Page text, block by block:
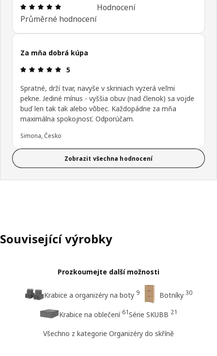
Hodnocení výrobku: 4.9 z 5 hvězdičky/hvězdiček
Průměrné hodnocení
Hodnocení
Za mňa dobrá kúpa
Hodnocení výrobku: 5 z 5 hvězdičky/hvězdiček
5
Spratné, drží tvar, navyše v skriniach vyzerá veľmi
pekne. Jediné mínus - vyššia obuv (nad členok) sa vojde
buď len tak tak alebo vôbec. Každopádne za mňa
maximálna spokojnosť. Odporúčam.
Simona, Česko
Zobrazit všechna hodnocení
Související výrobky
Prozkoumejte další možnosti
Krabice a organizéry na boty 9 Botníky 30
Krabice na oblečení 61Série SKUBB 21
Všechno z kategorie Organizéry do skříně